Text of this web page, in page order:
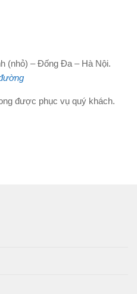
(nhỏ) – Đống Đa – Hà Nội.
được phục vụ quý khách.